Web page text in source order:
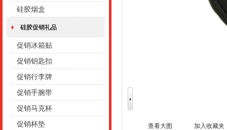
硅胶烟盒
硅胶促销礼品
促销冰箱贴
促销钥匙扣
促销行李牌
促销手腕带
促销马克杯
促销杯垫
查看大图 加入收藏夹